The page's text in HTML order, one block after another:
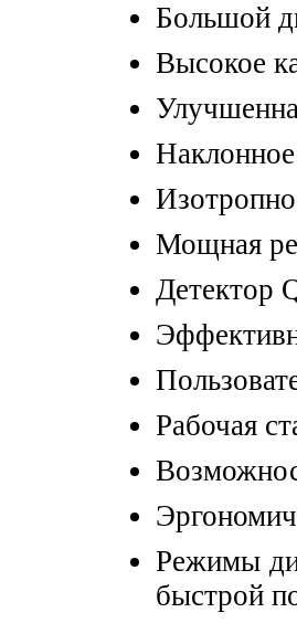
Большой
Высокое
Мощная
Детектор
Рабочая
Режимы
быстрой